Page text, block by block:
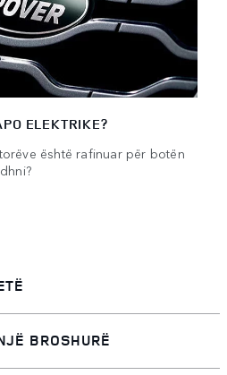
ELEKTRIKE?
është rafinuar për botën
BROSHURË